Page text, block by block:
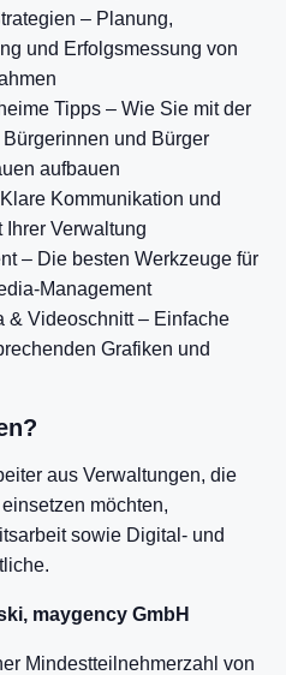
– Planung,
und Erfolgsmessung von
Tipps – Wie Sie mit der
und Bürger
aufbauen
Kommunikation und
Ihrer Verwaltung
– Die besten Werkzeuge für
Management
& Videoschnitt – Einfache
Grafiken und
aus Verwaltungen, die
möchten,
sowie Digital- und
maygency GmbH
Mindestteilnehmerzahl von